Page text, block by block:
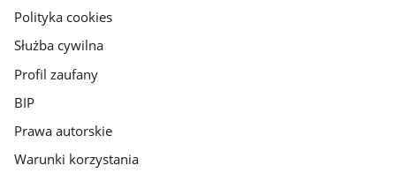
gov.pl
Polityka cookies
Służba cywilna
Profil zaufany
BIP
Prawa autorskie
Warunki korzystania